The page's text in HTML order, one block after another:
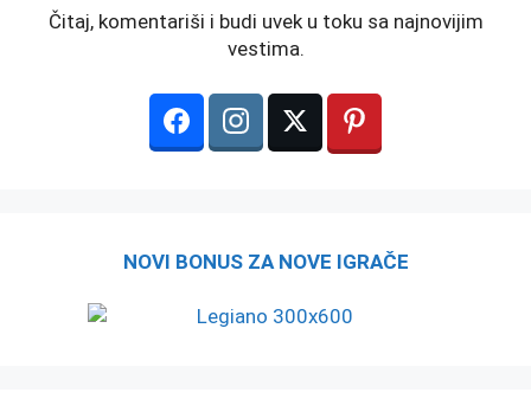
Čitaj, komentariši i budi uvek u toku sa najnovijim
vestima.
NOVI BONUS ZA NOVE IGRAČE